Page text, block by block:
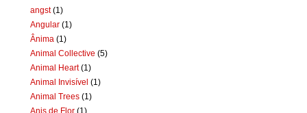
angst (1)
Angular (1)
Ânima (1)
Animal Collective (5)
Animal Heart (1)
Animal Invisível (1)
Animal Trees (1)
Anis de Flor (1)